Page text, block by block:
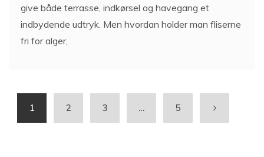
give både terrasse, indkørsel og havegang et
indbydende udtryk. Men hvordan holder man fliserne
fri for alger,
1 2 3 … 5